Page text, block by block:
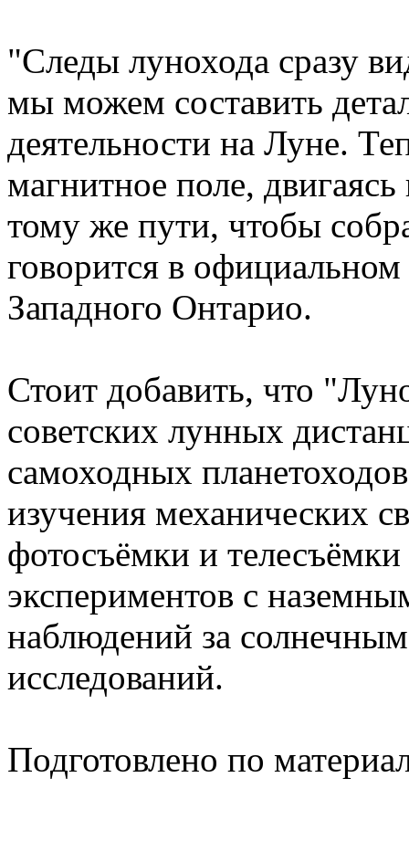
"Следы лунохода сразу
мы можем составить
деятельности на Луне.
магнитное поле,
тому же пути, чтобы
говорится в
Западного Онтарио.
Стоит добавить, что
советских лунных
самоходных
изучения механических
фотосъёмки и
экспериментов с
наблюдений за
исследований.
Подготовлено по